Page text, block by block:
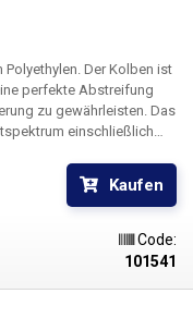
Der Kolben ist
perfekte Abstreifung
zu gewährleisten. Das
einschließlich
deren Inhalt
Kaufen
Code:
101541